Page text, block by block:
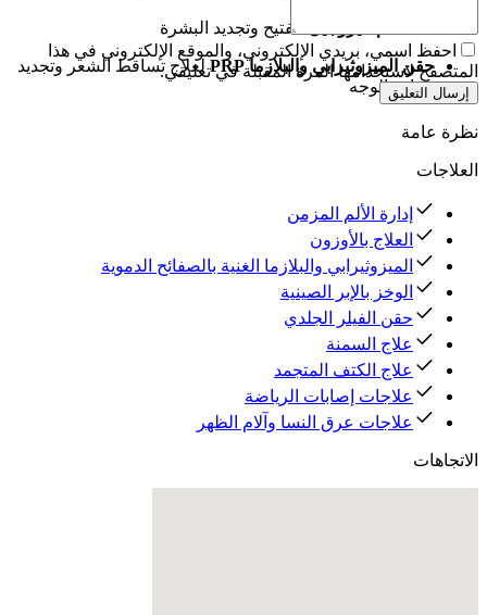
لتفتيح وتجديد البشرة
حقن الميزوثيرابي والبلازما PRP
لعلاج تساقط الشعر وتجديد
نضارة الوجه
احفظ اسمي، بريدي الإلكتروني، والموقع الإلكتروني في هذا
المتصفح لاستخدامها المرة المقبلة في تعليقي.
إرسال التعليق
نظرة عامة
العلاجات
إدارة الألم المزمن
العلاج بالأوزون
الميزوثيرابي والبلازما الغنية بالصفائح الدموية
الوخز بالإبر الصينية
حقن الفيلر الجلدي
علاج السمنة
علاج الكتف المتجمد
علاجات إصابات الرياضة
علاجات عرق النسا وآلام الظهر
الاتجاهات